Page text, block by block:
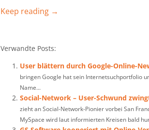
Keep reading →
Verwandte Posts:
User blättern durch Google-Online-
bringen Google hat sein Internetsuchportfolio
Name...
Social-Network – User-Schwund
zieht an Social-Network-Pionier vorbei San
MySpace wird laut informierten Kreisen bald